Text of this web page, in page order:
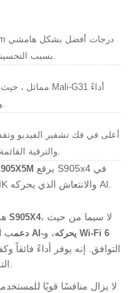
بسبب التحسينات المعمارية ، وخاصة في المهام متعددة النواة.
لائقًا لتشغيل وسائل الإعلام 4K والألعاب الخفيفة.
، وخاصة مع محتوى 8K والترقية القائمة على الذكاء الاصطناعي.
الأداء الكلي ، خاصة عند التعامل مع محتوى 8K والانتعاش الذي يحركه AI.
S905X4، لا سيما من حيث
H.266 دعمب انعقاق AI-يحركه Wi-Fi 6
التوافق. إنه يوفر أداءً فائقاً